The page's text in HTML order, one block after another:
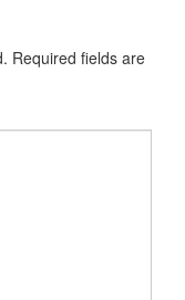
Required fields are